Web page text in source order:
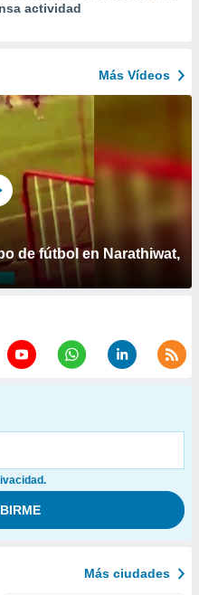
actividad
Más Vídeos
de fútbol en Narathiwat,
Más ciudades